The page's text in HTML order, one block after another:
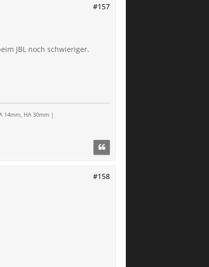
#157
JBL noch schwieriger.
14mm, HA 30mm |
#158